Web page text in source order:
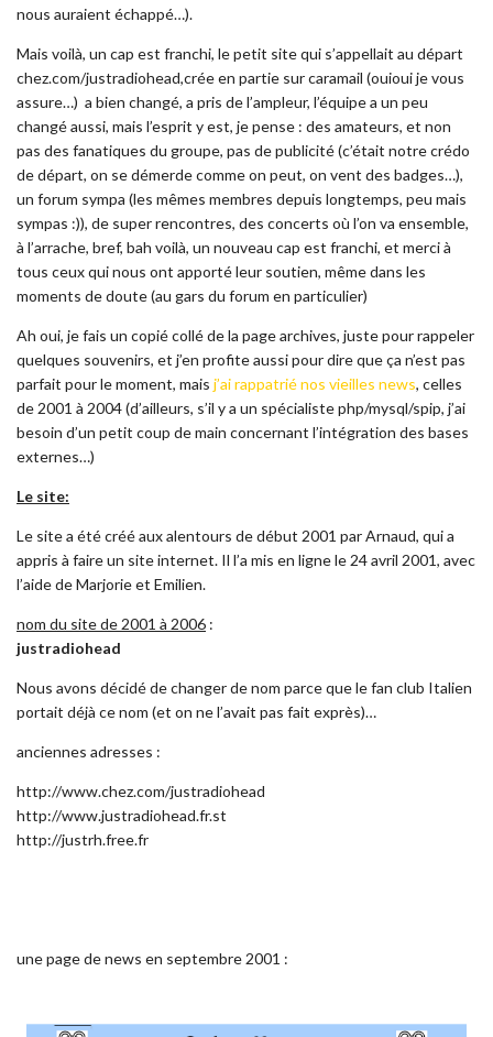
nous auraient échappé…).
Mais voilà, un cap est franchi, le petit site qui s’appellait au départ
chez.com/justradiohead,crée en partie sur caramail (ouioui je vous
assure…) a bien changé, a pris de l’ampleur, l’équipe a un peu
changé aussi, mais l’esprit y est, je pense : des amateurs, et non
pas des fanatiques du groupe, pas de publicité (c’était notre crédo
de départ, on se démerde comme on peut, on vent des badges…),
un forum sympa (les mêmes membres depuis longtemps, peu mais
sympas :)), de super rencontres, des concerts où l’on va ensemble,
à l’arrache, bref, bah voilà, un nouveau cap est franchi, et merci à
tous ceux qui nous ont apporté leur soutien, même dans les
moments de doute (au gars du forum en particulier)
Ah oui, je fais un copié collé de la page archives, juste pour rappeler
quelques souvenirs, et j’en profite aussi pour dire que ça n’est pas
parfait pour le moment, mais j’ai rappatrié nos vieilles news, celles
de 2001 à 2004 (d’ailleurs, s’il y a un spécialiste php/mysql/spip, j’ai
besoin d’un petit coup de main concernant l’intégration des bases
externes…)
Le site:
Le site a été créé aux alentours de début 2001 par Arnaud, qui a
appris à faire un site internet. Il l’a mis en ligne le 24 avril 2001, avec
l’aide de Marjorie et Emilien.
nom du site de 2001 à 2006 :
justradiohead
Nous avons décidé de changer de nom parce que le fan club Italien
portait déjà ce nom (et on ne l’avait pas fait exprès)…
anciennes adresses :
http://www.chez.com/justradiohead
http://www.justradiohead.fr.st
http://justrh.free.fr
une page de news en septembre 2001 :